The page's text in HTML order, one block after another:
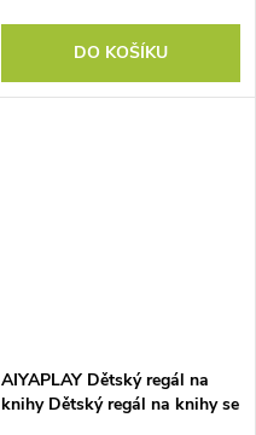
DO KOŠÍKU
AIYAPLAY Dětský regál na
knihy Dětský regál na knihy se